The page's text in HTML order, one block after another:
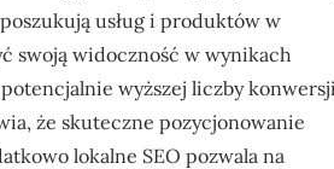
usług i produktów w
swoją widoczność w wynikach
wyższej liczby
że skuteczne pozycjonowanie
lokalne SEO pozwala na